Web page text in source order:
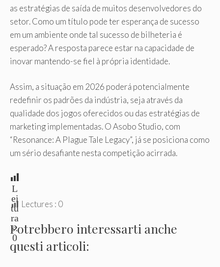
as estratégias de saída de muitos desenvolvedores do
setor. Como um título pode ter esperança de sucesso
em um ambiente onde tal sucesso de bilheteria é
esperado? A resposta parece estar na capacidade de
inovar mantendo-se fiel à própria identidade.
Assim, a situação em 2026 poderá potencialmente
redefinir os padrões da indústria, seja através da
qualidade dos jogos oferecidos ou das estratégias de
marketing implementadas. O Asobo Studio, com
“Resonance: A Plague Tale Legacy”, já se posiciona como
um sério desafiante nesta competição acirrada.
L
ei
tu
ra
s:
0
Lectures : 0
Potrebbero interessarti anche
questi articoli: